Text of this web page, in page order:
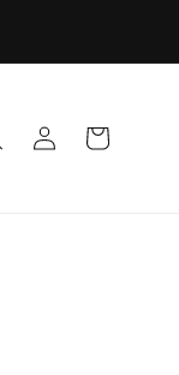
EinloggenWarenkorb